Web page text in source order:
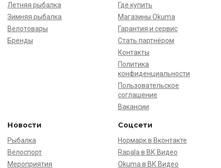
Летняя рыбалка
Зимняя рыбалка
Велотовары
Бренды
Где купить
Магазины Okuma
Гарантия и сервис
Стать партнёром
Контакты
Политика
конфиденциальности
Пользовательское
соглашение
Вакансии
Новости
Рыбалка
Велоспорт
Мероприятия
Соцсети
Нормарк в Вконтакте
Rapala в ВК Видео
Okuma в ВК Видео